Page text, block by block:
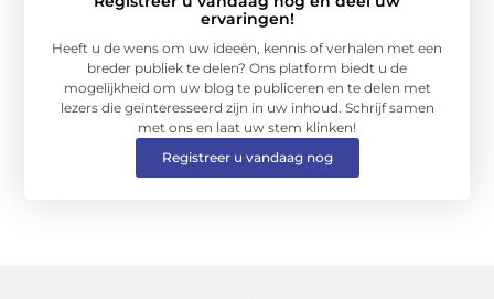
ervaringen!
Heeft u de wens om uw ideeën, kennis of verhalen met een
breder publiek te delen? Ons platform biedt u de
mogelijkheid om uw blog te publiceren en te delen met
lezers die geïnteresseerd zijn in uw inhoud. Schrijf samen
met ons en laat uw stem klinken!
Registreer u vandaag nog